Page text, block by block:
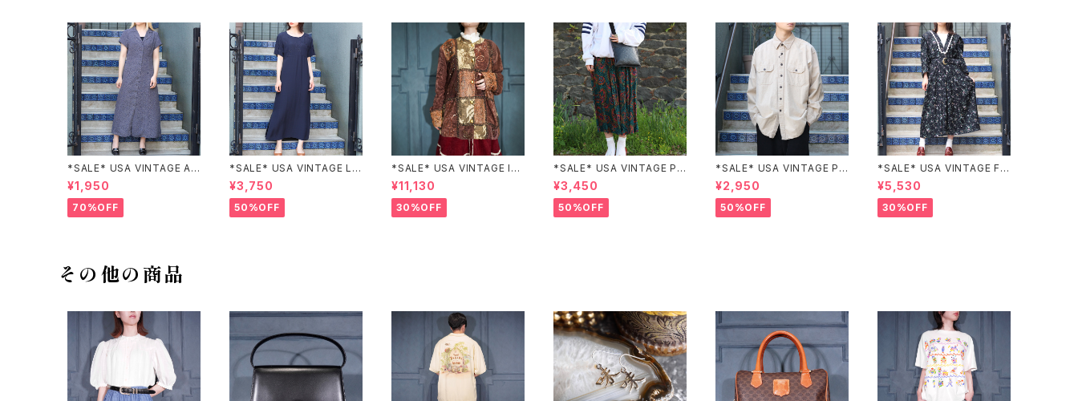
*SALE* USA VINTAGE AN
NEX HALF SLEEVE FLOW
ER PATTERNED ONE PIEC
E/アメリカ古着半袖花柄ワン
ピース
¥1,950
70%OFF
*SALE* USA VINTAGE LIZ
claiborne EMBROIDERY
DESIGN NAVY ONE PIEC
E/アメリカ古着刺繍デザイン
ネイビーワンピース
¥3,750
50%OFF
*SALE* USA VINTAGE Ind
igo moon PATCHWORK E
MBROIDERY DESIGN JAC
KET/アメリカ古着パッチワー
ク刺繍ジャケット
¥11,130
30%OFF
*SALE* USA VINTAGE PAI
SLEY PATTERNED DESIG
N SKIRT/アメリカ古着ペイズ
リー柄デザインスカート
¥3,450
50%OFF
*SALE* USA VINTAGE PO
CKET DESIGN SHIRT/アメ
リカ古着ポケットデザインシャ
ツ
¥2,950
50%OFF
*SALE* USA VINTAGE FL
OWER PATTERNED LACE
COLLAR BELTED ONE PIE
CE/アメリカ古着花柄レース
襟ベルテッドワンピース
¥5,530
30%OFF
その他の商品